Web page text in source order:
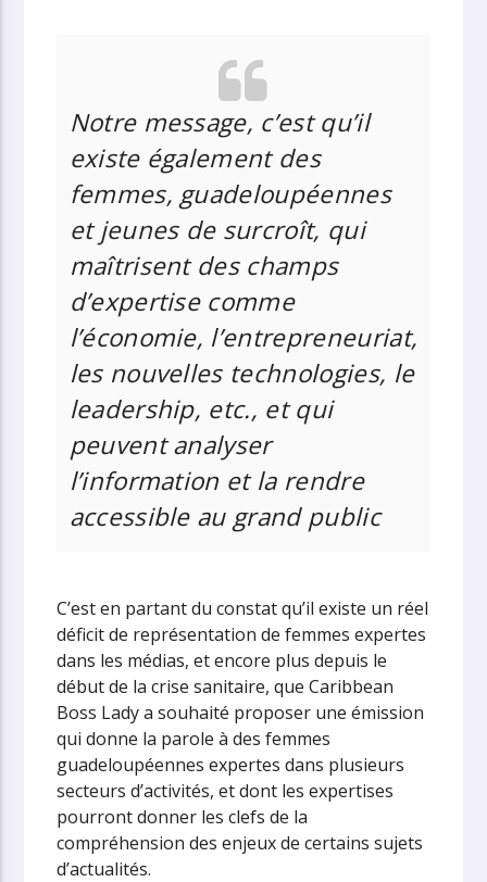
Notre message, c’est qu’il
existe également des
femmes, guadeloupéennes
et jeunes de surcroît, qui
maîtrisent des champs
d’expertise comme
l’économie, l’entrepreneuriat,
les nouvelles technologies, le
leadership, etc., et qui
peuvent analyser
l’information et la rendre
accessible au grand public
C’est en partant du constat qu’il existe un réel
déficit de représentation de femmes expertes
dans les médias, et encore plus depuis le
début de la crise sanitaire, que Caribbean
Boss Lady a souhaité proposer une émission
qui donne la parole à des femmes
guadeloupéennes expertes dans plusieurs
secteurs d’activités, et dont les expertises
pourront donner les clefs de la
compréhension des enjeux de certains sujets
d’actualités.